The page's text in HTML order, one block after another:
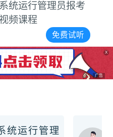
信息系
X
广告
统运行管理